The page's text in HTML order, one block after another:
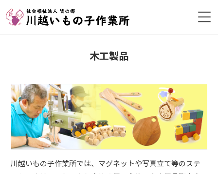
皆の郷について
利用者募集
採用情報
木工製品
川越いもの子作業所では、マグネットや写真立て等のステ